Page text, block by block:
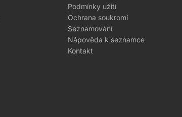
Podmínky užití
Ochrana soukromí
Seznamování
Nápověda k seznamce
Kontakt